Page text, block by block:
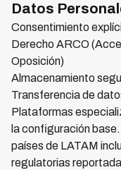
Datos
Consentimiento
Derecho ARCO
Oposición)
Almacenamiento
Transferencia de
Plataformas
la configuración base.
países de LATAM
regulatorias